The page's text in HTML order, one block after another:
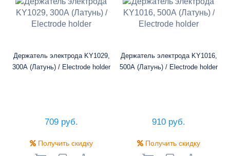
Держатель электрода KY1029,
300А (Латунь) / Electrode holder
709 руб.
Получить скидку
Держатель электрода KY1016,
500А (Латунь) / Electrode holder
910 руб.
Получить скидку